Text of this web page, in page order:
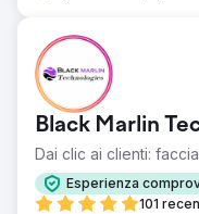
Black Marlin
Dai clic ai clienti:
Esperienza
101